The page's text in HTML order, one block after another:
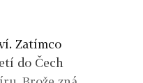
Zatímco
do Čech